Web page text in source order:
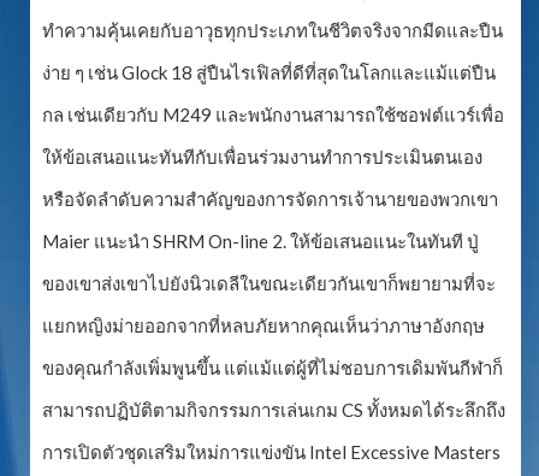
ทำความคุ้นเคยกับอาวุธทุกประเภทในชีวิตจริงจากมีดและปืน
ง่าย ๆ เช่น Glock 18 สู่ปืนไรเฟิลที่ดีที่สุดในโลกและแม้แต่ปืน
กล เช่นเดียวกับ M249 และพนักงานสามารถใช้ซอฟต์แวร์เพื่อ
ให้ข้อเสนอแนะทันทีกับเพื่อนร่วมงานทำการประเมินตนเอง
หรือจัดลำดับความสำคัญของการจัดการเจ้านายของพวกเขา
Maier แนะนำ SHRM On-line 2. ให้ข้อเสนอแนะในทันที ปู่
ของเขาส่งเขาไปยังนิวเดลีในขณะเดียวกันเขาก็พยายามที่จะ
แยกหญิงม่ายออกจากที่หลบภัยหากคุณเห็นว่าภาษาอังกฤษ
ของคุณกำลังเพิ่มพูนขึ้น แต่แม้แต่ผู้ที่ไม่ชอบการเดิมพันกีฬาก็
สามารถปฏิบัติตามกิจกรรมการเล่นเกม CS ทั้งหมดได้ระลึกถึง
การเปิดตัวชุดเสริมใหม่การแข่งขัน Intel Excessive Masters